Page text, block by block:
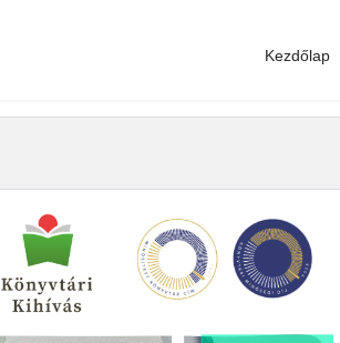
Kezdőlap